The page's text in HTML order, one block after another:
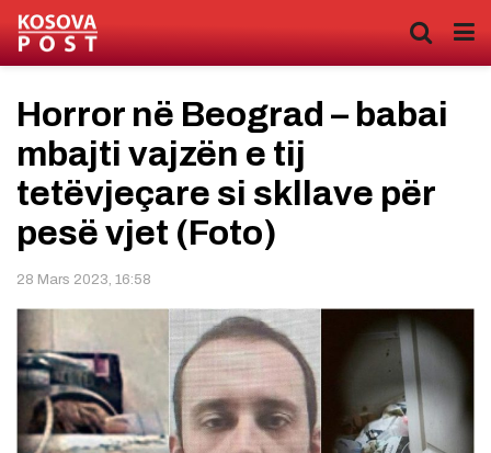
Horror në Beograd – babai
mbajti vajzën e tij
tetëvjeçare si skllave për
pesë vjet (Foto)
28 Mars 2023, 16:58